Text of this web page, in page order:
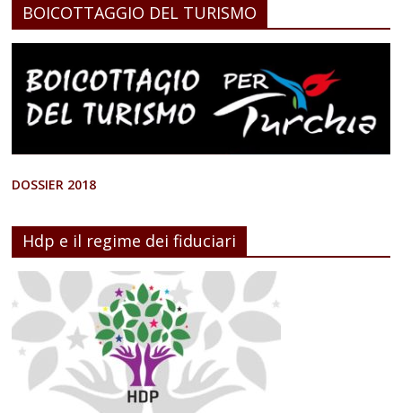
BOICOTTAGGIO DEL TURISMO
DOSSIER 2018
Hdp e il regime dei fiduciari